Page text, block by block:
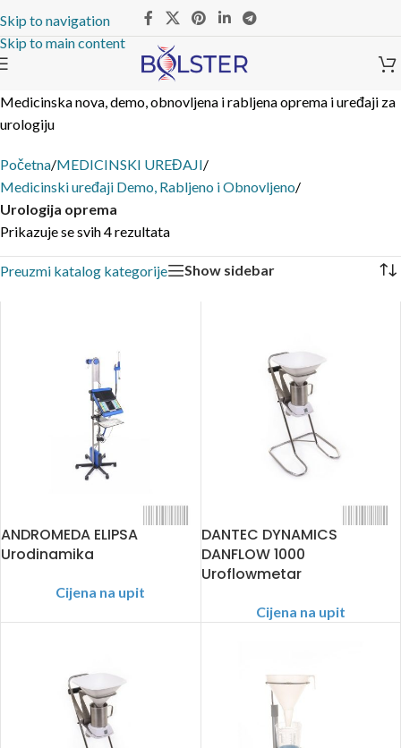
Skip to navigation
Skip to main content
Medicinska nova, demo, obnovljena i rabljena oprema i uređaji za
urologiju
Početna/MEDICINSKI UREĐAJI/
Medicinski uređaji Demo, Rabljeno i Obnovljeno/
Urologija oprema
Prikazuje se svih 4 rezultata
Preuzmi katalog kategorije Show sidebar
ANDROMEDA ELIPSA
Urodinamika
Cijena na upit
DANTEC DYNAMICS
DANFLOW 1000
Uroflowmetar
Cijena na upit